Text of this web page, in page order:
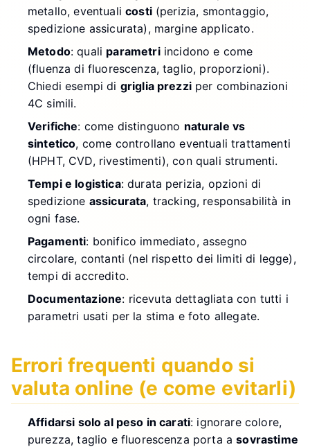
metallo, eventualicosti(perizia, smontaggio,
spedizione assicurata), margine applicato.
Metodo: quali parametriincidono e come
(fluenza di fluorescenza, taglio, proporzioni).
Chiedi esempi di griglia prezziper combinazioni
4C simili.
Verifiche: come distinguono naturale vs
sintetico, come controllano eventuali trattamenti
(HPHT, CVD, rivestimenti), con quali strumenti.
Tempi e logistica: durata perizia, opzioni di
spedizione assicurata, tracking, responsabilità in
ogni fase.
Pagamenti: bonifico immediato, assegno
circolare, contanti (nel rispetto dei limiti di legge),
tempi di accredito.
Documentazione: ricevuta dettagliata con tutti i
parametri usati per la stima e foto allegate.
Errori frequenti quando si
valuta online (e come evitarli)
Affidarsi solo al peso in carati: ignorare colore,
purezza, taglio e fluorescenza porta asovrastime